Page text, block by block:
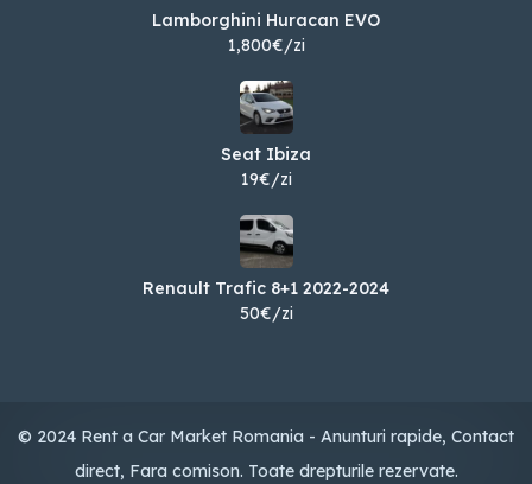
Lamborghini Huracan EVO
1,800€/zi
Seat Ibiza
19€/zi
Renault Trafic 8+1 2022-2024
50€/zi
© 2024 Rent a Car Market Romania - Anunturi rapide, Contact
direct, Fara comison. Toate drepturile rezervate.